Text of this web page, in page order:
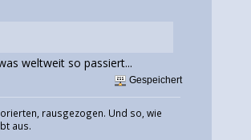
weltweit so passiert...
Gespeichert
rausgezogen. Und so, wie
aus.